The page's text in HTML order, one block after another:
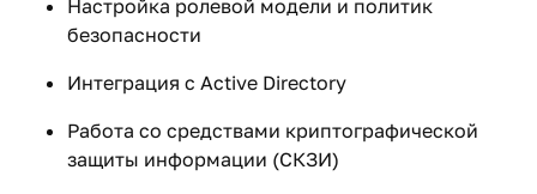
Настройка ролевой модели и политик
безопасности
Интеграция с Active Directory
Работа со средствами криптографической
защиты информации (СКЗИ)